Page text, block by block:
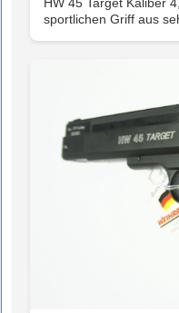
HW 45 Target Kaliber
sportlichen Griff aus